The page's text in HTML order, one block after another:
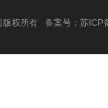
版权所有 备案号：苏ICP